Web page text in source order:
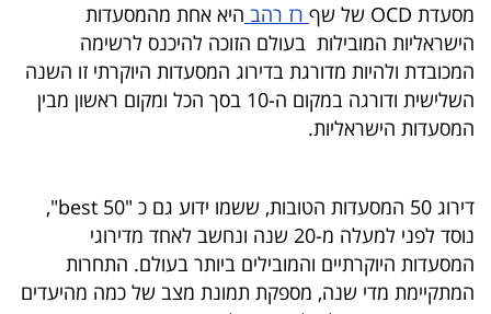
המילון
הכלכלי
פודקאסט
UNDER
40
מסעדת OCD של שף רז רהב היא אחת מהמסעדות
הישראליות המובילות בעולם הזוכה להיכנס לרשימה
המכובדת ולהיות מדורגת בדירוג המסעדות היוקרתי זו השנה
השלישית ודורגה במקום ה-10 בסך הכל ומקום ראשון מבין
המסעדות הישראליות.
דירוג 50 המסעדות הטובות, ששמו ידוע גם כ "50 best",
נוסד לפני למעלה מ-20 שנה ונחשב לאחד מדירוגי
המסעדות היוקרתיים והמובילים ביותר בעולם. התחרות
המתקיימת מדי שנה, מספקת תמונת מצב של כמה מהיעדים